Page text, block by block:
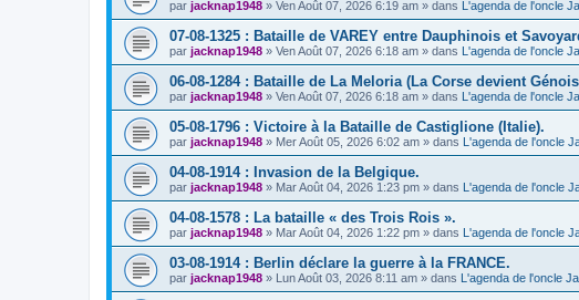
par jacknap1948 » Ven Août 07, 2026 6:19 am » dans L'agenda de l'oncle
07-08-1325 : Bataille de VAREY entre Dauphinois et
par jacknap1948 » Ven Août 07, 2026 6:18 am » dans L'agenda de l'oncle
06-08-1284 : Bataille de La Meloria (La Corse devient
par jacknap1948 » Ven Août 07, 2026 6:18 am » dans L'agenda de l'oncle
05-08-1796 : Victoire à la Bataille de Castiglione (Italie).
par jacknap1948 » Mer Août 05, 2026 6:02 am » dans L'agenda de l'oncle
04-08-1914 : Invasion de la Belgique.
par jacknap1948 » Mar Août 04, 2026 1:23 pm » dans L'agenda de l'oncle
04-08-1578 : La bataille « des Trois Rois ».
par jacknap1948 » Mar Août 04, 2026 1:22 pm » dans L'agenda de l'oncle
03-08-1914 : Berlin déclare la guerre à la FRANCE.
par jacknap1948 » Lun Août 03, 2026 8:11 am » dans L'agenda de l'oncle